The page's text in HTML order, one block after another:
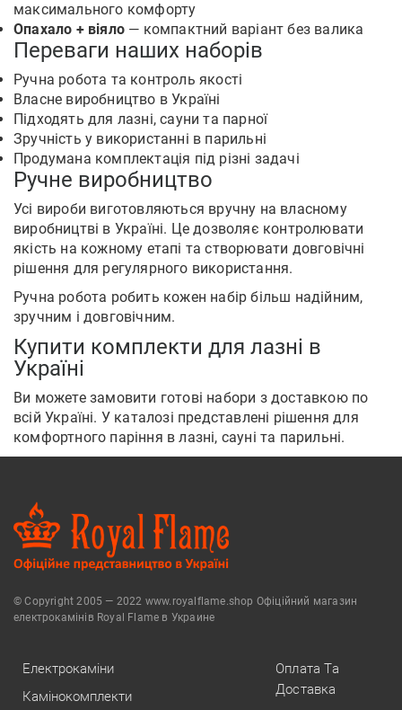
максимального комфорту
Опахало + віяло — компактний варіант без валика
Переваги наших наборів
Ручна робота та контроль якості
Власне виробництво в Україні
Підходять для лазні, сауни та парної
Зручність у використанні в парильні
Продумана комплектація під різні задачі
Ручне виробництво
Усі вироби виготовляються вручну на власному
виробництві в Україні. Це дозволяє контролювати
якість на кожному етапі та створювати довговічні
рішення для регулярного використання.
Ручна робота робить кожен набір більш надійним,
зручним і довговічним.
Купити комплекти для лазні в
Україні
Ви можете замовити готові набори з доставкою по
всій Україні. У каталозі представлені рішення для
комфортного паріння в лазні, сауні та парильні.
© Copyright 2005 — 2022 www.royalflame.shop Офіційний магазин
електрокамінів Royal Flame в Украине
Електрокаміни
Камінокомплекти
Оплата Та
Доставка